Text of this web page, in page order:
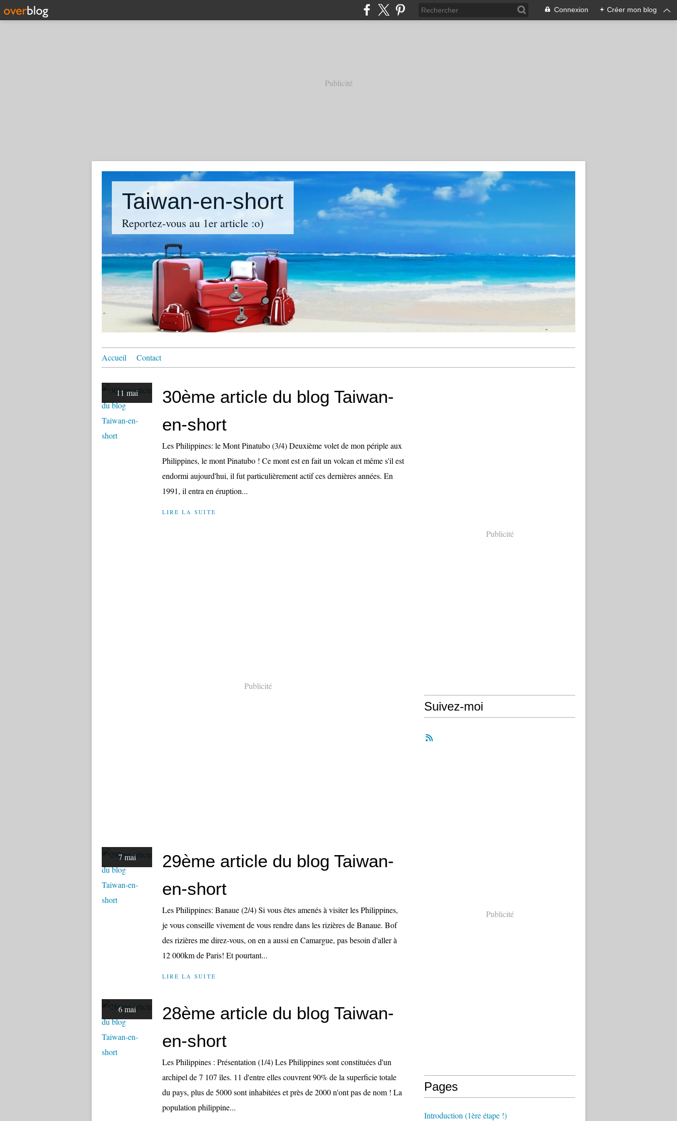
Connexion + Créer mon blog
Publicité
Taiwan-en-short
Reportez-vous au 1er article :o)
Accueil Contact
11 mai
30ème article du blog Taiwan-
en-short
Les Philippines: le Mont Pinatubo (3/4) Deuxième volet de mon périple aux
Philippines, le mont Pinatubo ! Ce mont est en fait un volcan et même s'il est
endormi aujourd'hui, il fut particulièrement actif ces dernières années. En
1991, il entra en éruption...
LIRE LA SUITE
Publicité
7 mai
29ème article du blog Taiwan-
en-short
Les Philippines: Banaue (2/4) Si vous êtes amenés à visiter les Philippines,
je vous conseille vivement de vous rendre dans les rizières de Banaue. Bof
des rizières me direz-vous, on en a aussi en Camargue, pas besoin d'aller à
12 000km de Paris! Et pourtant...
LIRE LA SUITE
6 mai
28ème article du blog Taiwan-
en-short
Les Philippines : Présentation (1/4) Les Philippines sont constituées d'un
archipel de 7 107 îles. 11 d'entre elles couvrent 90% de la superficie totale
du pays, plus de 5000 sont inhabitées et près de 2000 n'ont pas de nom ! La
population philippine...
Publicité
Suivez-moi
Publicité
Pages
Introduction (1ère étape !)